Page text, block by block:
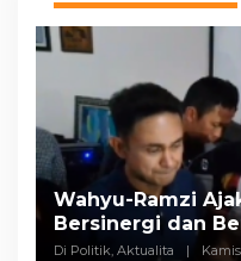
Selisih Suara
Herman-Ibang,
Wahyu-Ramzi
Di Politik, Aktualita |